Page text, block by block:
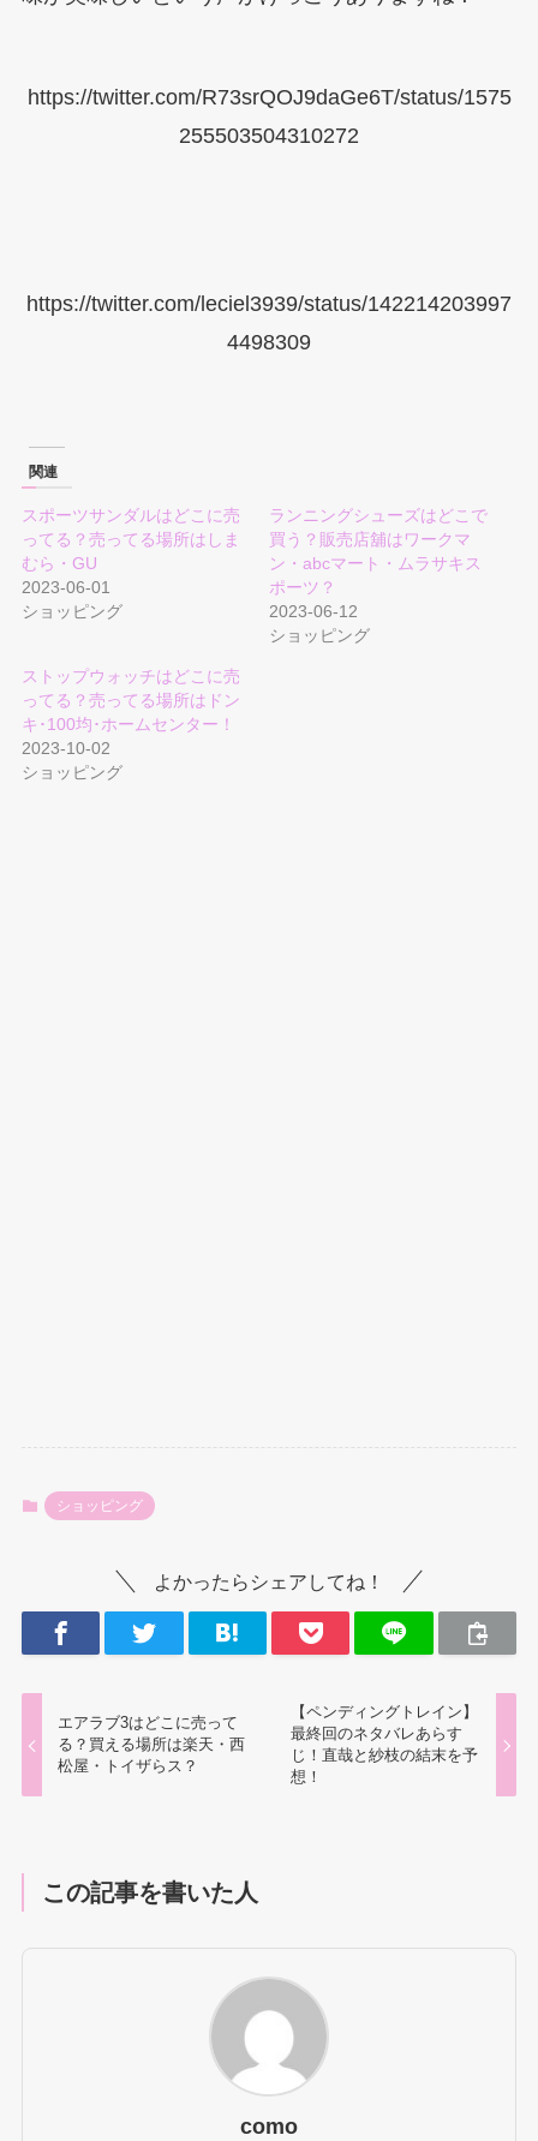
https://twitter.com/R73srQOJ9daGe6T/status/1575
255503504310272
https://twitter.com/leciel3939/status/142214203997
4498309
関連
スポーツサンダルはどこに売
ってる？売ってる場所はしま
むら・GU
2023-06-01
ショッピング
ランニングシューズはどこで
買う？販売店舖はワークマ
ン・abcマート・ムラサキス
ポーツ？
2023-06-12
ショッピング
ストップウォッチはどこに売
ってる？売ってる場所はドン
キ･100均･ホームセンター！
2023-10-02
ショッピング
ショッピング
よかったらシェアしてね！
エアラブ3はどこに売って
る？買える場所は楽天・西
松屋・トイザらス？
【ペンディングトレイン】
最終回のネタバレあらす
じ！直哉と紗枝の結末を予
想！
この記事を書いた人
como